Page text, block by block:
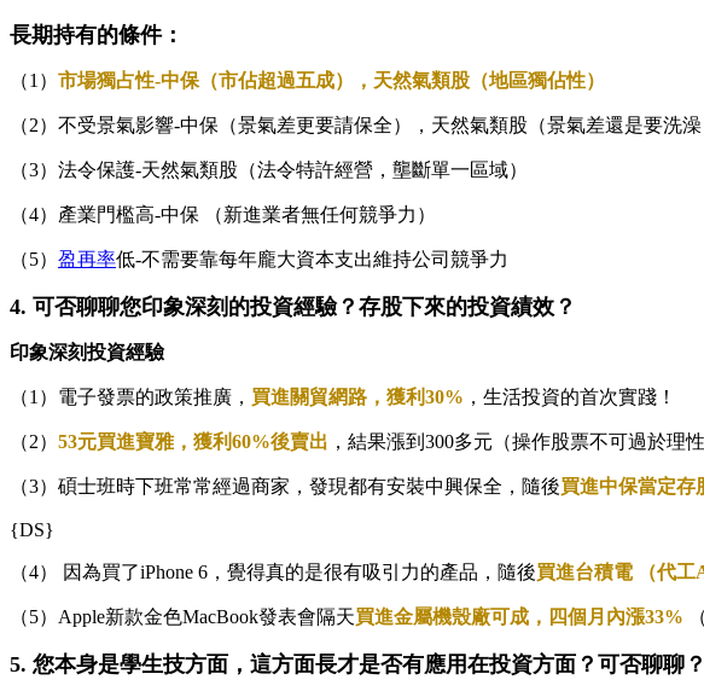
長期持有的條件：
（1） 市場獨占性-中保（市佔超過五成），天然氣類股（地區獨佔性）
（2）不受景氣影響-中保（景氣差更要請保全），天然氣類股（景氣差還是要洗澡
（3）法令保護-天然氣類股（法令特許經營，壟斷單一區域）
（4）產業門檻高-中保 （新進業者無任何競爭力）
（5） 盈再率低-不需要靠每年龐大資本支出維持公司競爭力
4. 可否聊聊您印象深刻的投資經驗？存股下來的投資績效？
印象深刻投資經驗
（1）電子發票的政策推廣， 買進關貿網路，獲利30% ，生活投資的首次實踐！
（2） 53元買進寶雅，獲利60%後賣出 ，結果漲到300多元（操作股票不可過於理
（3）碩士班時下班常常經過商家，發現都有安裝中興保全，隨後買進中保當定存
{DS}
（4） 因為買了iPhone 6，覺得真的是很有吸引力的產品，隨後買進台積電 （代工
（5）Apple新款金色MacBook發表會隔天買進金屬機殼廠可成，四個月內漲33%
5. 您本身是學生技方面，這方面長才是否有應用在投資方面？可否聊聊？